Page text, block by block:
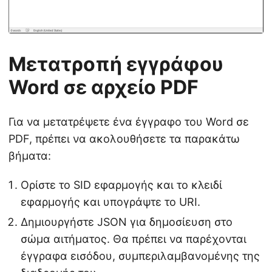
Μετατροπή εγγράφου
Word σε αρχείο PDF
Για να μετατρέψετε ένα έγγραφο του Word σε
PDF, πρέπει να ακολουθήσετε τα παρακάτω
βήματα:
Ορίστε το SID εφαρμογής και το κλειδί
εφαρμογής και υπογράψτε το URI.
Δημιουργήστε JSON για δημοσίευση στο
σώμα αιτήματος. Θα πρέπει να παρέχονται
έγγραφα εισόδου, συμπεριλαμβανομένης της